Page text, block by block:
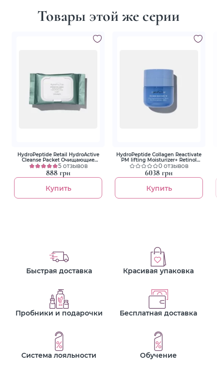
Товары этой же серии
HydroPeptide Retail HydroActive
Cleanse Packet Очищающие
салфетки для лица 30шт
5 отзывов
888 грн
Купить
HydroPeptide Collagen Reactivate
PM lifting Moisturizer+ Retinol
30ml Зволожуючий нічний
ліфтинг крем з ретинолом
0 отзывов
6038 грн
Купить
Быстрая доставка Красивая упаковка
Пробники и подарочки Бесплатная доставка
Система лояльности Обучение